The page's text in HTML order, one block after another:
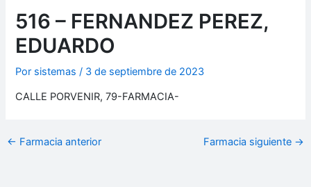
516 – FERNANDEZ PEREZ,
EDUARDO
Por sistemas/ 3 de septiembre de 2023
CALLE PORVENIR, 79-FARMACIA-
← Farmacia anterior Farmacia siguiente →